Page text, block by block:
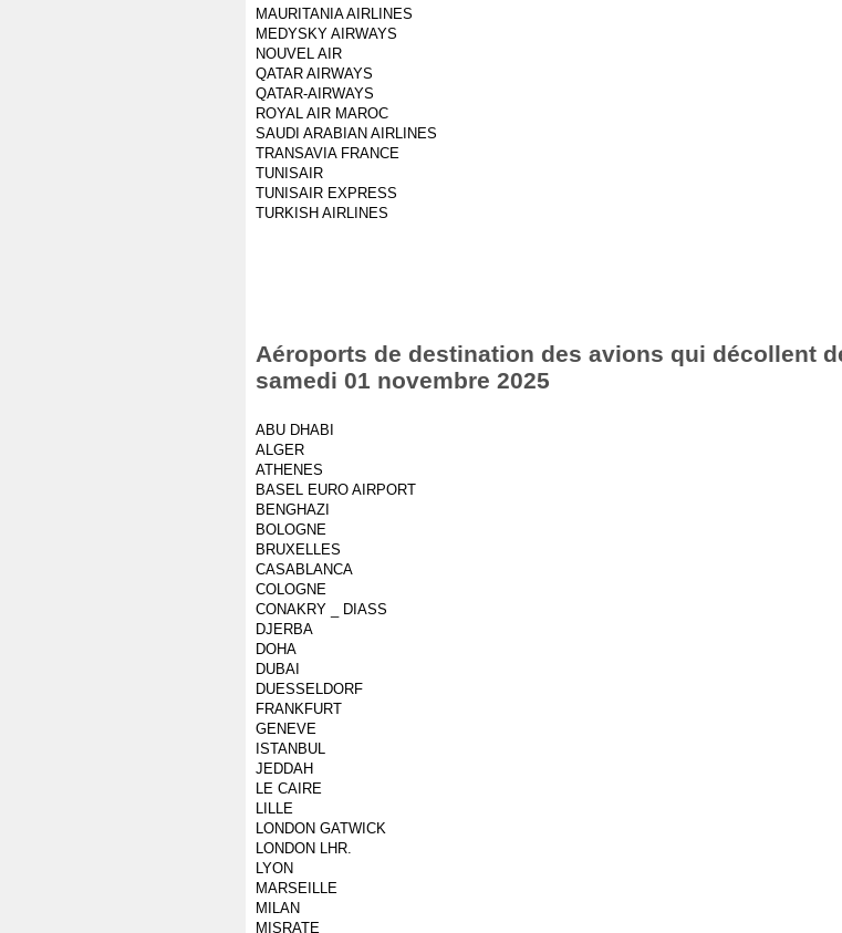
MAURITANIA AIRLINES
MEDYSKY AIRWAYS
NOUVEL AIR
QATAR AIRWAYS
QATAR-AIRWAYS
ROYAL AIR MAROC
SAUDI ARABIAN AIRLINES
TRANSAVIA FRANCE
TUNISAIR
TUNISAIR EXPRESS
TURKISH AIRLINES
Aéroports de destination des avions qui décollent
samedi 01 novembre 2025
ABU DHABI
ALGER
ATHENES
BASEL EURO AIRPORT
BENGHAZI
BOLOGNE
BRUXELLES
CASABLANCA
COLOGNE
CONAKRY _ DIASS
DJERBA
DOHA
DUBAI
DUESSELDORF
FRANKFURT
GENEVE
ISTANBUL
JEDDAH
LE CAIRE
LILLE
LONDON GATWICK
LONDON LHR.
LYON
MARSEILLE
MILAN
MISRATE